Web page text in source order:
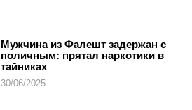
Мужчина из Фалешт задержан с
поличным: прятал наркотики в
тайниках
30/06/2025